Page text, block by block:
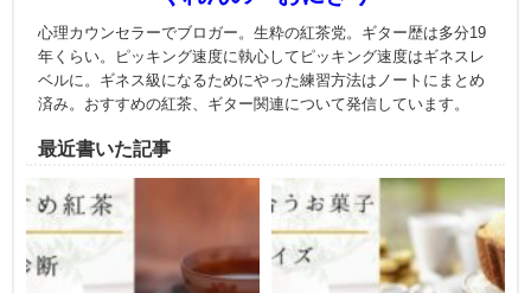
心理カウンセラーでブロガー。生粋の紅茶党。ギター歴は多分19
年くらい。ピッキング速度に執心してピッキング速度はギネスレ
ベルに。ギネス級になるためにやった練習方法はノートにまとめ
済み。おすすめの紅茶、ギター関連について発信しています。
最近書いた記事